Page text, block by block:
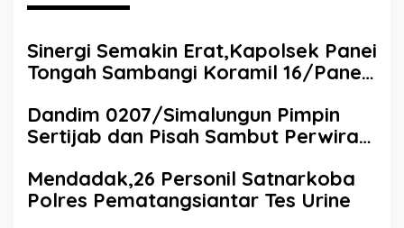
Sinergi Semakin Erat,Kapolsek Panei
Tongah Sambangi Koramil 16/Panei
80
Dandim 0207/Simalungun Pimpin
Sertijab dan Pisah Sambut Perwira
Mendadak,26 Personil Satnarkoba
Polres Pematangsiantar Tes Urine